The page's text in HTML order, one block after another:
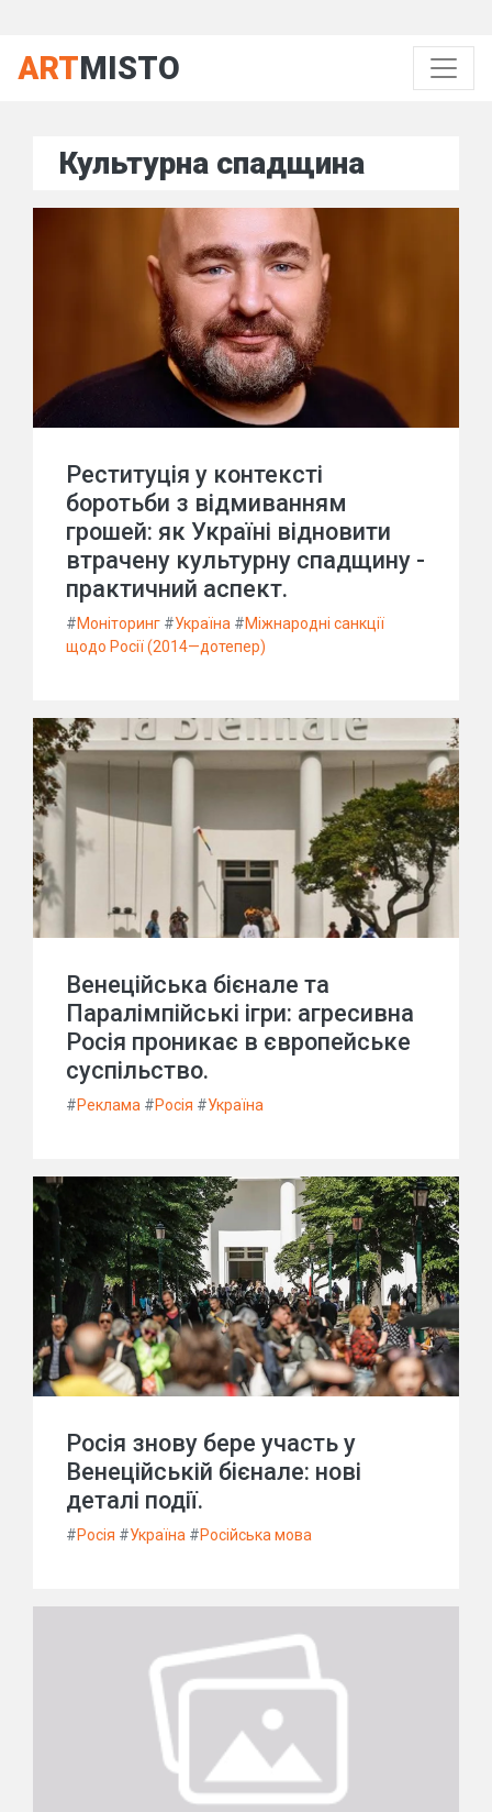
ARTMISTO
Культурна спадщина
Реституція у контексті
боротьби з відмиванням
грошей: як Україні відновити
втрачену культурну спадщину -
практичний аспект.
#Моніторинг #Україна #Міжнародні санкції
щодо Росії (2014—дотепер)
Венеційська бієнале та
Паралімпійські ігри: агресивна
Росія проникає в європейське
суспільство.
#Реклама #Росія #Україна
Росія знову бере участь у
Венеційській бієнале: нові
деталі події.
#Росія #Україна #Російська мова